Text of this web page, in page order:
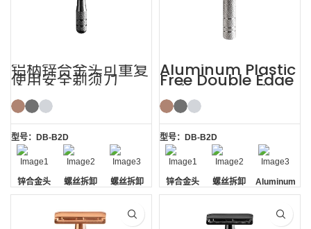
铝柄锌合金头可重复
使用安全剃须刀
型号：DB-B2D
锌合金头 螺丝拆卸 螺丝拆卸
Aluminum Plastic
Free Double Edge
Safety Razor for
Women
型号：DB-B2D
锌合金头 螺丝拆卸
Aluminum
Handle